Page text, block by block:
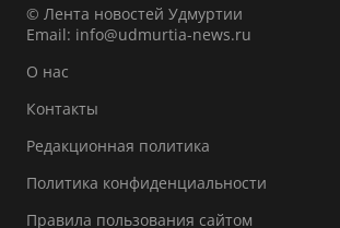
© Лента новостей Удмуртии
Email: info@udmurtia-news.ru
О нас
Контакты
Редакционная политика
Политика конфиденциальности
Правила пользования сайтом